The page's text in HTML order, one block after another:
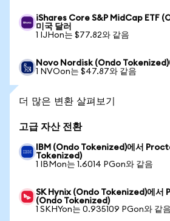
iShares Core S&P MidCap ETF
미국 달러
1 IJHon는 $77.82와 같음
Novo Nordisk (Ondo Tokenized)
1 NVOon는 $47.87와 같음
더 많은 변환 살펴보기
고급 자산 전환
IBM (Ondo Tokenized)에서
Tokenized)
1 IBMon는 1.6014 PGon와 같음
SK Hynix (Ondo Tokenized)에서
(Ondo Tokenized)
1 SKHYon는 0.935109 PGon와 같음